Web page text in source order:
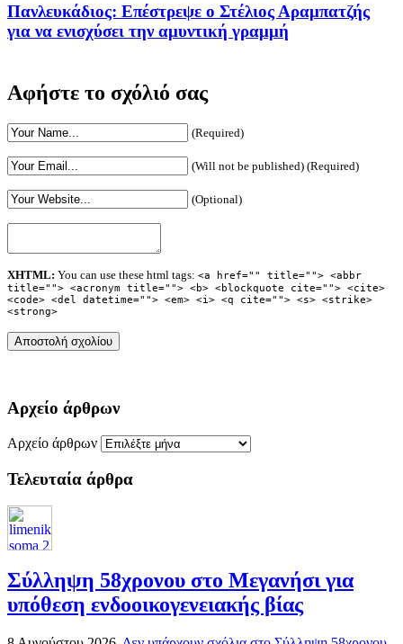
Πανλευκάδιος: Επέστρεψε ο Στέλιος Αραμπατζής
για να ενισχύσει την αμυντική γραμμή
Αφήστε το σχόλιό σας
(Required)
(Will not be published) (Required)
(Optional)
XHTML: You can use these html tags: <a href="" title=""> <abbr
title=""> <acronym title=""> <b> <blockquote cite=""> <cite>
<code> <del datetime=""> <em> <i> <q cite=""> <s> <strike>
<strong>
Αρχείο άρθρων
Αρχείο άρθρων
Τελευταία άρθρα
Σύλληψη 58χρονου στο Μεγανήσι για
υπόθεση ενδοοικογενειακής βίας